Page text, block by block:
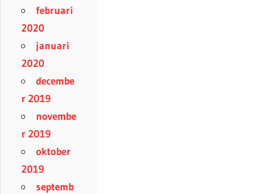
februari
2020
januari
2020
decembe
r 2019
novembe
r 2019
oktober
2019
septemb